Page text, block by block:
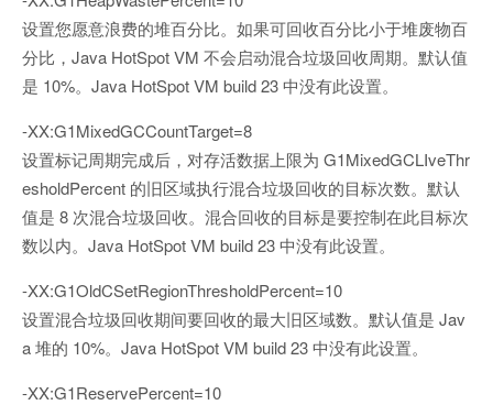
设置您愿意浪费的堆百分比。如果可回收百分比小于堆废物百
分比，Java HotSpot VM 不会启动混合垃圾回收周期。默认值
是 10%。Java HotSpot VM build 23 中没有此设置。
-XX:G1MixedGCCountTarget=8
设置标记周期完成后，对存活数据上限为 G1MixedGCLIveThr
esholdPercent 的旧区域执行混合垃圾回收的目标次数。默认
值是 8 次混合垃圾回收。混合回收的目标是要控制在此目标次
数以内。Java HotSpot VM build 23 中没有此设置。
-XX:G1OldCSetRegionThresholdPercent=10
设置混合垃圾回收期间要回收的最大旧区域数。默认值是 Jav
a 堆的 10%。Java HotSpot VM build 23 中没有此设置。
-XX:G1ReservePercent=10